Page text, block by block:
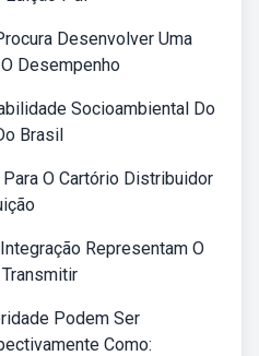
Desenvolver Uma
Desempenho
Socioambiental Do
Brasil
O Cartório Distribuidor
Representam O
Podem Ser
Como: